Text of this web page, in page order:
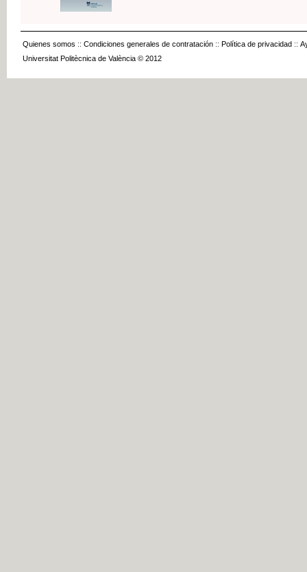
Quienes somos :: Condiciones generales de contratación :: Política de privacidad ::
Universitat Politècnica de València © 2012